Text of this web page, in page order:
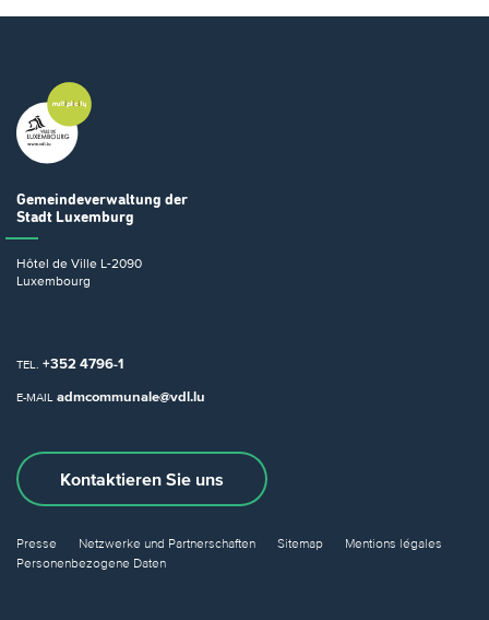
Gemeindeverwaltung der
Stadt Luxemburg
Hôtel de Ville L-2090
Luxembourg
TEL. +352 4796-1
E-MAIL admcommunale@vdl.lu
Kontaktieren Sie uns
Presse Netzwerke und Partnerschaften Sitemap
Mentions légales
Personenbezogene Daten